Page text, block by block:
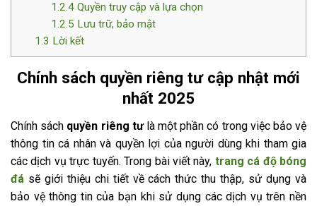
1.2.4Quyền truy cập và lựa chọn
1.2.5 Lưu trữ, bảo mật
1.3 Lời kết
Chính sách quyền riêng tư cập nhật mới
nhất 2025
Chính sách quyền riêng tưlà một phần có trong việc bảo vệ
thông tin cá nhân và quyền lợi của người dùng khi tham gia
các dịch vụ trực tuyến. Trong bài viết này, trang cá độ bóng
đá sẽ giới thiệu chi tiết về cách thức thu thập, sử dụng và
bảo vệ thông tin của bạn khi sử dụng các dịch vụ trên nền